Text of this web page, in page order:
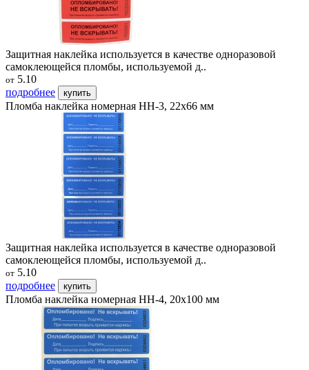
Защитная наклейка используется в качестве одноразовой
самоклеющейся пломбы, используемой д..
от 5.10
подробнее
купить
Пломба наклейка номерная НН-3, 22х66 мм
Защитная наклейка используется в качестве одноразовой
самоклеющейся пломбы, используемой д..
от 5.10
подробнее
купить
Пломба наклейка номерная НН-4, 20x100 мм